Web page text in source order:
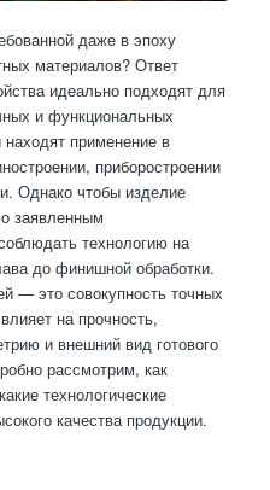
даже в эпоху
материалов? Ответ
идеально подходят для
и функциональных
применение в
приборостроении
Однако чтобы изделие
заявленным
технологию на
до финишной обработки.
— это совокупность точных
на прочность,
и внешний вид готового
рассмотрим, как
технологические
качества продукции.